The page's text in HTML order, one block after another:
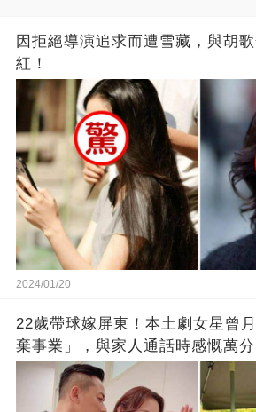
因拒絕導演追求而遭雪藏，與胡
紅！
2024/01/20
22歲帶球嫁屏東！本土劇女星曾
棄事業」，與家人通話時感慨萬
思」：只有過一次眼淚